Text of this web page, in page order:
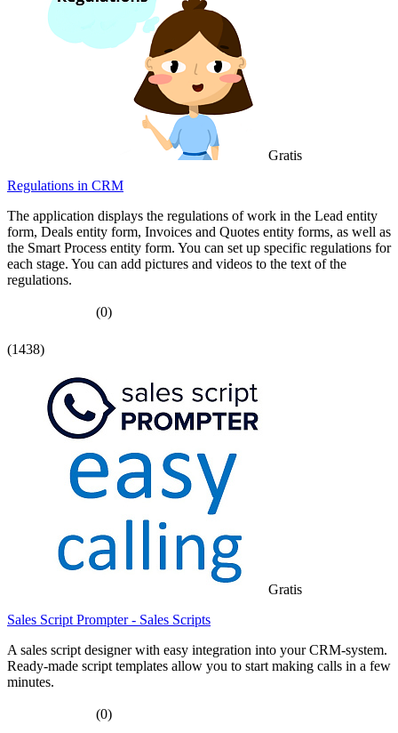
Gratis
Regulations in CRM
The application displays the regulations of work in the Lead entity
form, Deals entity form, Invoices and Quotes entity forms, as well as
the Smart Process entity form. You can set up specific regulations for
each stage. You can add pictures and videos to the text of the
regulations.
(0)
(1438)
Gratis
Sales Script Prompter - Sales Scripts
A sales script designer with easy integration into your CRM-system.
Ready-made script templates allow you to start making calls in a few
minutes.
(0)